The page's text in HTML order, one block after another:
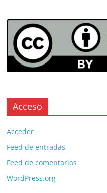
Acceso
Acceder
Feed de entradas
Feed de comentarios
WordPress.org